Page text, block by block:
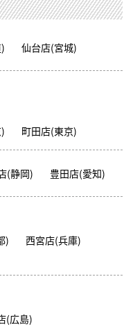
仙台店(宮城)
町田店(東京)
(静岡) 豊田店(愛知)
)
西宮店(兵庫)
(広島)